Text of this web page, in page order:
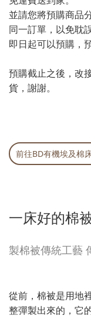
並請您將預購商品
同一訂單，以免耽
即日起可以預購，
預購截止之後，改
貨，謝謝。
前往BD有機埃及棉
一床好的棉
製棉被傳統工藝
從前，棉被是用地
整彈製出來的，它